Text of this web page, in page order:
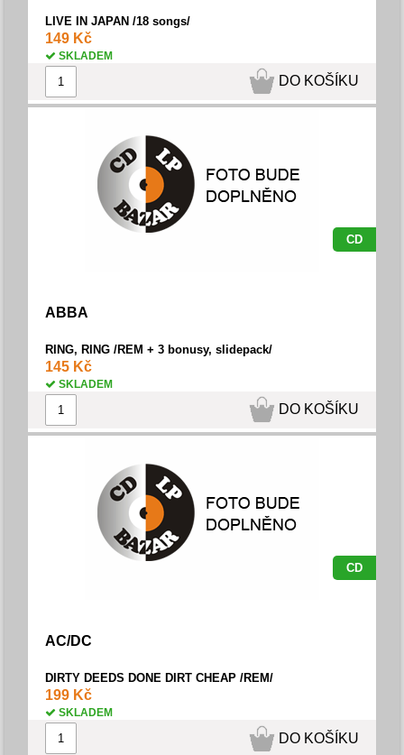
LIVE IN JAPAN /18 songs/
149 Kč
SKLADEM
DO KOŠÍKU
CD
ABBA
RING, RING /REM + 3 bonusy, slidepack/
145 Kč
SKLADEM
DO KOŠÍKU
CD
AC/DC
DIRTY DEEDS DONE DIRT CHEAP /REM/
199 Kč
SKLADEM
DO KOŠÍKU